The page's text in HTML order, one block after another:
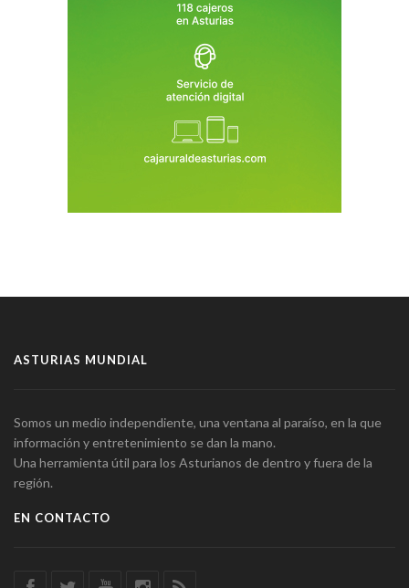
ASTURIAS MUNDIAL
Somos un medio independiente, una ventana al paraíso, en la que
información y entretenimiento se dan la mano.
Una herramienta útil para los Asturianos de dentro y fuera de la
región.
EN CONTACTO